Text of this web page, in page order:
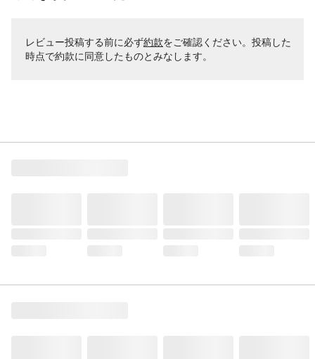
レビュー投稿する前に必ず約款をご確認ください。投稿した
時点で約款に同意したものとみなします。